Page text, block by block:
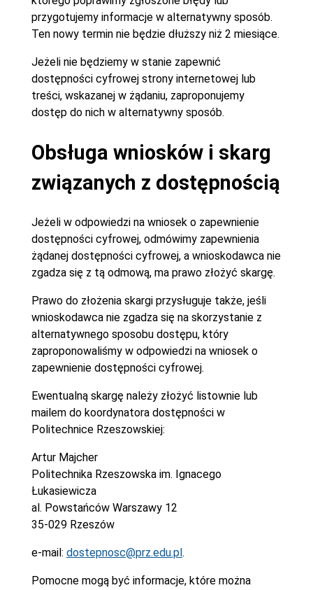
przygotujemy informacje w alternatywny sposób.
Ten nowy termin nie będzie dłuższy niż 2 miesiące.
Jeżeli nie będziemy w stanie zapewnić
dostępności cyfrowej strony internetowej lub
treści, wskazanej w żądaniu, zaproponujemy
dostęp do nich w alternatywny sposób.
Obsługa wniosków i skarg
związanych z dostępnością
Jeżeli w odpowiedzi na wniosek o zapewnienie
dostępności cyfrowej, odmówimy zapewnienia
żądanej dostępności cyfrowej, a wnioskodawca nie
zgadza się z tą odmową, ma prawo złożyć skargę.
Prawo do złożenia skargi przysługuje także, jeśli
wnioskodawca nie zgadza się na skorzystanie z
alternatywnego sposobu dostępu, który
zaproponowaliśmy w odpowiedzi na wniosek o
zapewnienie dostępności cyfrowej.
Ewentualną skargę należy złożyć listownie lub
mailem do koordynatora dostępności w
Politechnice Rzeszowskiej:
Artur Majcher
Politechnika Rzeszowska im. Ignacego
Łukasiewicza
al. Powstańców Warszawy 12
35-029 Rzeszów
e-mail: dostepnosc@prz.edu.pl .
Pomocne mogą być informacje, które można